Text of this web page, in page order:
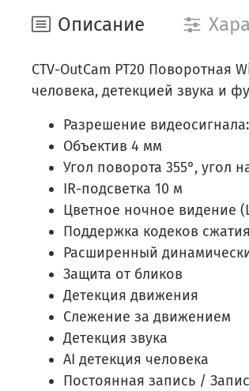
Описание
CTV-OutCam PT20
человека, детекцией звука и
Разрешение
Объектив 4 мм
Угол поворота 355°, угол
IR-подсветка 10 м
Цветное ночное видение
Поддержка кодеков
Расширенный
Защита от бликов
Детекция движения
Слежение за движением
Детекция звука
AI детекция человека
Постоянная запись /